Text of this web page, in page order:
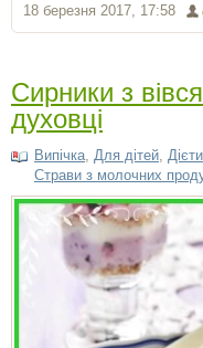
18 березня 2017, 17:58
Сирники з
духовці
Випічка, Для дітей,
Страви з молочних